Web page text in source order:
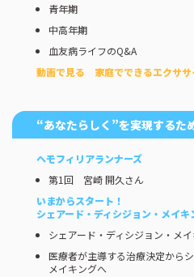
“あなたらしく”を実現するた
ヘモフィリアランナーズ
第1回 宮崎 開久さん
いまからスタート！
シェアード・ディシジョン・メイキ
シェアード・ディシジョン・メ
医療者が主導する治療決定から
メイキングへ
青年期
中高年期
血友病ライフのQ&A
動画で見る 家庭でできるエクササ